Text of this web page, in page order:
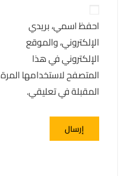
احفظ اسمي، بريدي
الإلكتروني، والموقع
الإلكتروني في هذا
المتصفح لاستخدامها المرة
المقبلة في تعليقي.